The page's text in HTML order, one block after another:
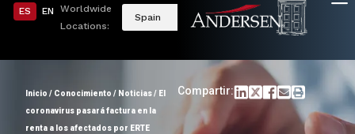
ES EN
Worldwide
Locations:
Spain
Inicio / Conocimiento / Noticias/ El
coronavirus pasará factura en la
renta a los afectados por ERTE
Compartir: